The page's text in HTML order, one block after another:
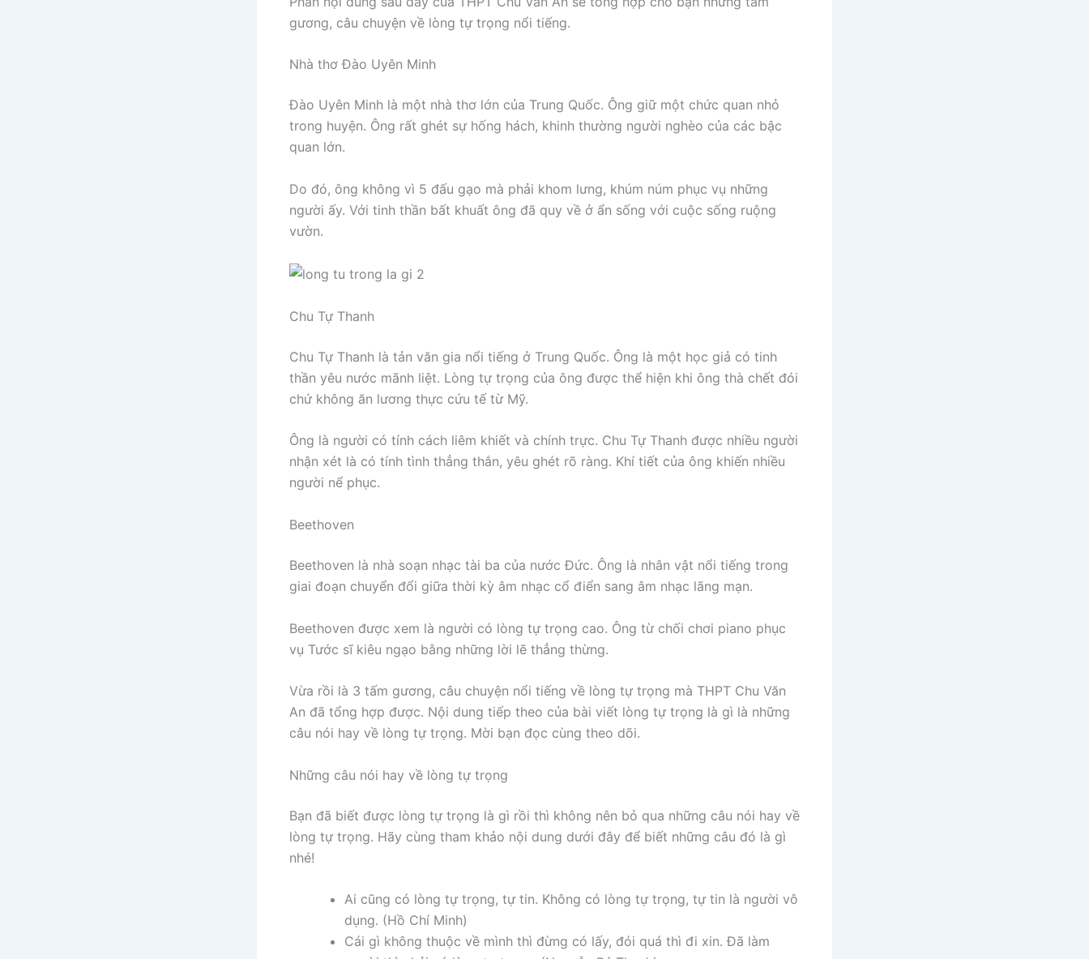
gương, câu chuyện về lòng tự trọng nổi tiếng.
Nhà thơ Đào Uyên Minh
Đào Uyên Minh là một nhà thơ lớn của Trung Quốc. Ông giữ một chức quan nhỏ
trong huyện. Ông rất ghét sự hống hách, khinh thường người nghèo của các bậc
quan lớn.
Do đó, ông không vì 5 đấu gạo mà phải khom lưng, khúm núm phục vụ những
người ấy. Với tinh thần bất khuất ông đã quy về ở ẩn sống với cuộc sống ruộng
vườn.
Chu Tự Thanh
Chu Tự Thanh là tản văn gia nổi tiếng ở Trung Quốc. Ông là một học giả có tinh
thần yêu nước mãnh liệt. Lòng tự trọng của ông được thể hiện khi ông thà chết đói
chứ không ăn lương thực cứu tế từ Mỹ.
Ông là người có tính cách liêm khiết và chính trực. Chu Tự Thanh được nhiều người
nhận xét là có tính tình thẳng thắn, yêu ghét rõ ràng. Khí tiết của ông khiến nhiều
người nể phục.
Beethoven
Beethoven là nhà soạn nhạc tài ba của nước Đức. Ông là nhân vật nổi tiếng trong
giai đoạn chuyển đổi giữa thời kỳ âm nhạc cổ điển sang âm nhạc lãng mạn.
Beethoven được xem là người có lòng tự trọng cao. Ông từ chối chơi piano phục
vụ Tước sĩ kiêu ngạo bằng những lời lẽ thẳng thừng.
Vừa rồi là 3 tấm gương, câu chuyện nổi tiếng về lòng tự trọng mà THPT Chu Văn
An đã tổng hợp được. Nội dung tiếp theo của bài viết lòng tự trọng là gì là những
câu nói hay về lòng tự trọng. Mời bạn đọc cùng theo dõi.
Những câu nói hay về lòng tự trọng
Bạn đã biết được lòng tự trọng là gì rồi thì không nên bỏ qua những câu nói hay về
lòng tự trọng. Hãy cùng tham khảo nội dung dưới đây để biết những câu đó là gì
nhé!
Ai cũng có lòng tự trọng, tự tin. Không có lòng tự trọng, tự tin là người vô
dụng. (Hồ Chí Minh)
Cái gì không thuộc về mình thì đừng có lấy, đói quá thì đi xin. Đã làm